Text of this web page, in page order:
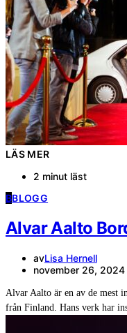
LÄS MER
2 minut läst
BBLOGG
Alvar Aalto
avLisa Hernell
november 26, 2024
Alvar Aalto är en av de mest
från Finland. Hans verk har